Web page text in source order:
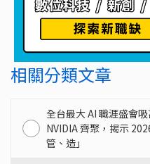
相關分類文章
全台最大 AI 職涯盛會
NVIDIA 齊聚，揭示
管、造」